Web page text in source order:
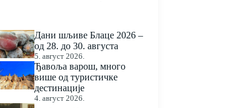
Дани шљиве Блаце 2026 –
од 28. до 30. августа
5. август 2026.
Ђавоља варош, много
више од туристичке
дестинације
4. август 2026.